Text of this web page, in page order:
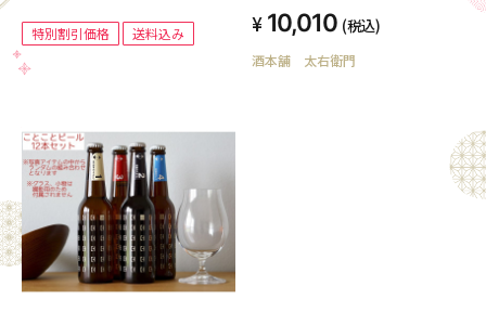
特別割引価格 送料込み
岳酒造,三岳 佐藤酒造 佐藤麦 白玉
酒造,魔王/焼酎
10,010 (税込)
酒本舗 太右衛門